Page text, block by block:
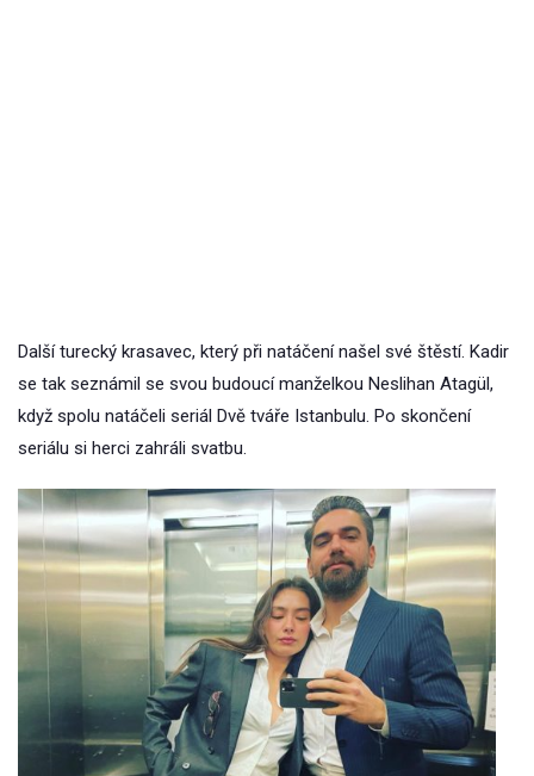
Další turecký krasavec, který při natáčení našel své štěstí. Kadir
se tak seznámil se svou budoucí manželkou Neslihan Atagül,
když spolu natáčeli seriál Dvě tváře Istanbulu. Po skončení
seriálu si herci zahráli svatbu.